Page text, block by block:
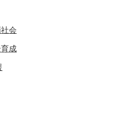
会
成